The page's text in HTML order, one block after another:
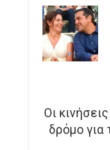
Οι
δρόμο για